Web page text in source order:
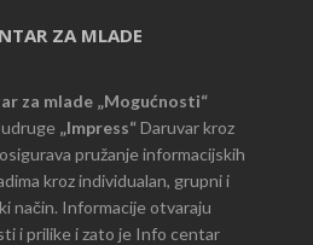
ZA MLADE
za mlade „Mogućnosti“
„Impress“Daruvar kroz
pružanje informacijskih
kroz individualan, grupni i
način. Informacije otvaraju
i prilike i zato je Info centar